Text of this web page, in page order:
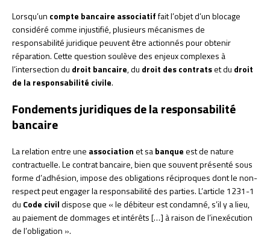
Lorsqu’un compte bancaire associatiffait l’objet d’un blocage
considéré comme injustifié, plusieurs mécanismes de
responsabilité juridique peuvent être actionnés pour obtenir
réparation. Cette question soulève des enjeux complexes à
l’intersection du droit bancaire, du droit des contratset du droit
de la responsabilité civile.
Fondements juridiques de la responsabilité
bancaire
La relation entre une associationet sabanqueest de nature
contractuelle. Le contrat bancaire, bien que souvent présenté sous
forme d’adhésion, impose des obligations réciproques dont le non-
respect peut engager la responsabilité des parties. L’article 1231-1
du Code civildispose que « le débiteur est condamné, s’il y a lieu,
au paiement de dommages et intérêts […] à raison de l’inexécution
de l’obligation ».